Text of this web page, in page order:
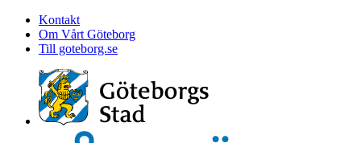
Kontakt
Om Vårt Göteborg
Till goteborg.se